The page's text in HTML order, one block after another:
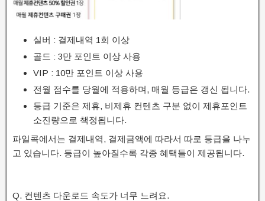
실버 : 결제내역 1회 이상
골드 : 3만 포인트 이상 사용
VIP : 10만 포인트 이상 사용
전월 점수를 당월에 적용하며, 매월 등급은 갱신 됩니다.
등급 기준은 제휴, 비제휴 컨텐츠 구분 없이 제휴포인트
소진량으로 책정됩니다.
파일콕에서는 결제내역, 결제금액에 따라서 따로 등급을 나누
고 있습니다. 등급이 높아질수록 각종 혜택들이 제공됩니다.
Q. 컨텐츠 다운로드 속도가 너무 느려요.